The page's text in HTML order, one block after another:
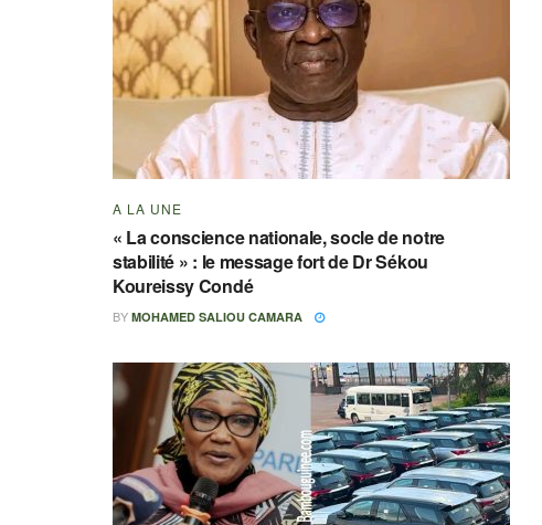
A LA UNE
« La conscience nationale, socle de notre
stabilité » : le message fort de Dr Sékou
Koureissy Condé
BY MOHAMED SALIOU CAMARA